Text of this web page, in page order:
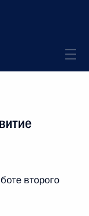
второго